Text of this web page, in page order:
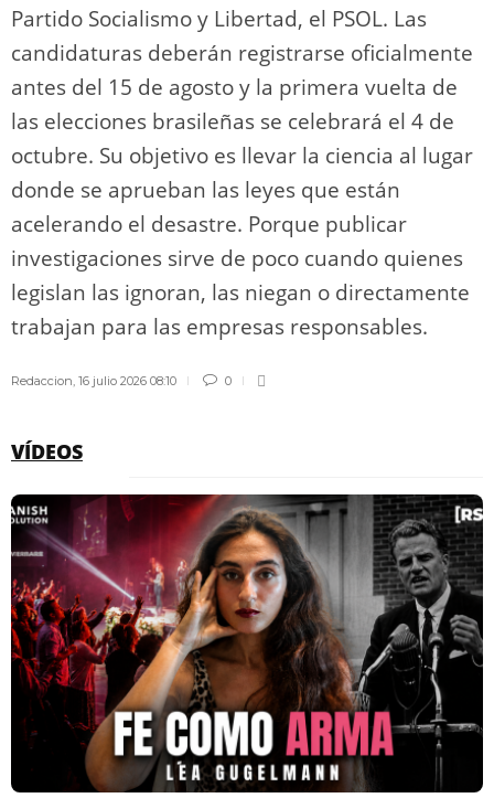
Partido Socialismo y Libertad, el PSOL. Las
candidaturas deberán registrarse oficialmente
antes del 15 de agosto y la primera vuelta de
las elecciones brasileñas se celebrará el 4 de
octubre. Su objetivo es llevar la ciencia al lugar
donde se aprueban las leyes que están
acelerando el desastre. Porque publicar
investigaciones sirve de poco cuando quienes
legislan las ignoran, las niegan o directamente
trabajan para las empresas responsables.
Redaccion 16 julio 2026 08:10 0
VÍDEOS